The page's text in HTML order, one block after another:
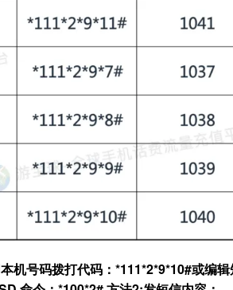
机号码拨打代码：*111*2*9*10#或编